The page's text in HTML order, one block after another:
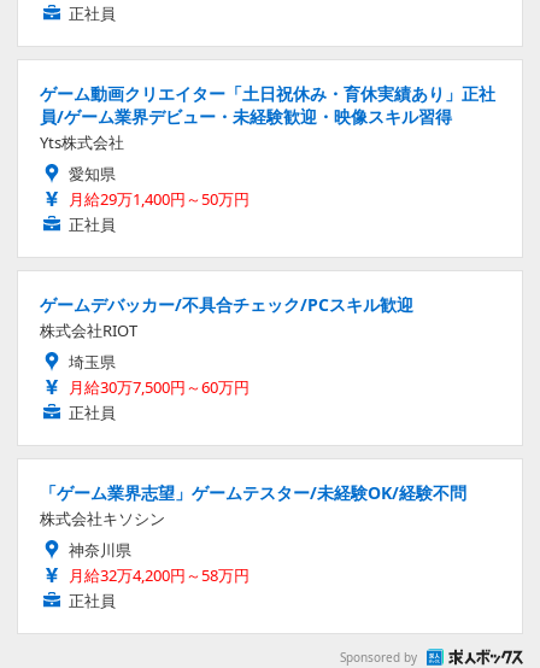
正社員
ゲーム動画クリエイター「土日祝休み・育休実績あり」正社
員/ゲーム業界デビュー・未経験歓迎・映像スキル習得
Yts株式会社
愛知県
月給29万1,400円～50万円
正社員
ゲームデバッカー/不具合チェック/PCスキル歓迎
株式会社RIOT
埼玉県
月給30万7,500円～60万円
正社員
「ゲーム業界志望」ゲームテスター/未経験OK/経験不問
株式会社キソシン
神奈川県
月給32万4,200円～58万円
正社員
Sponsored by